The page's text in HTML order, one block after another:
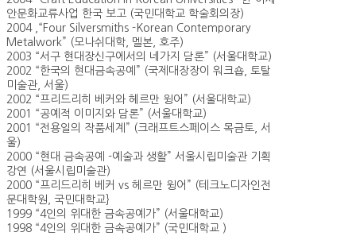
안문화교류사업 한국 보고 (국민대학교 학술회의장)
2004 ,“Four Silversmiths -Korean Contemporary
Metalwork” (모나쉬대학, 멜본, 호주)
2003 “서구 현대장신구에서의 네가지 담론” (서울대학교)
2002 “한국의 현대금속공예” (국제대장장이 워크숍, 토탈
미술관, 서울)
2002 “프리드리히 베커와 헤르만 윙어” (서울대학교)
2001 “공예적 이미지와 담론” (서울대학교)
2001 “전용일의 작품세계” (크래프트스페이스 목금토, 서
울)
2000 “현대 금속공예 -예술과 생활” 서울시립미술관 기획
강연 (서울시립미술관)
2000 “프리드리히 베커 vs 헤르만 윙어” (테크노디자인전
문대학원, 국민대학교}
1999 “4인의 위대한 금속공예가” (서울대학교)
1998 “4인의 위대한 금속공예가” (국민대학교 )